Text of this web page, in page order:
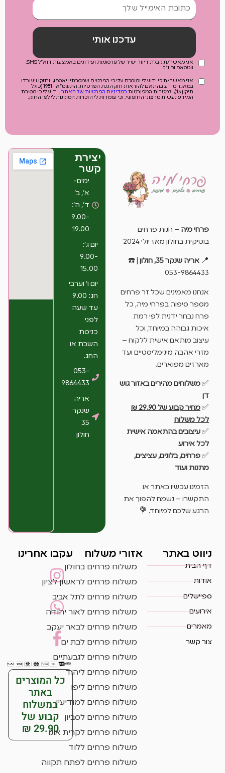
עדכנו אותי
אני מאשר/ת קבלת דיוור ישיר של פרסומות ועידונים באמצעות דוא"ל SMS,
ווטסאפ וכיו"ב
אני מאשר/ת כי ידוע לי ומוסכם עלי כי הפרטים שמסרתי ייאספו, יוחזקו ויעובדו
במאגר מידע בהתאם להוראות חוק הגנת הפרטיות, התשמ"א–1981 (כולל
תיקון 13), ולמטרות המפורטות
במדיניות הפרטיות של האתר . ידוע לי כי מסירת
המידע נעשית מרצוני החופשי, וכי עומדות לי הזכויות המוקנות לי לפי החוק.
יצירת
קשר
ימים-
א’, ב’
ד’, ה’:
9.00-
19.00
יום ג’:
9.00-
15.00
יום ו’ וערבי
חג: 9.00
עד שעה
לפני
כניסת
השבת או
החג.
053-
9864433
אריה
שנקר
35
חולון
פרחי מיה – חנות פרחים
בוטיקית בחולון מאז יולי 2024
📍 אריה שנקר 35, חולון
| ☎️
053-9864433
אנחנו מאמינים שכל זר פרחים
מספר סיפור. בפרחי מיה, כל
פרח נבחר ידנית לפי רמת
איכות גבוהה במיוחד, וכל
עיצוב מותאם אישית ללקוח –
מזרי אהבה מינימליסטיים ועד
מארזים מפוארים.
✅משלוחים מהירים באזור גוש
דן
✅
מחיר קבוע של 29.90 ₪
לכל משלוח
✅עיצובים בהתאמה אישית
לכל אירוע
✅פרחים, בלונים, עציצים,
מתנות ועוד
הזמינו עכשיו באתר או
התקשרו – נשמח להפוך את
הרגע שלכם למיוחד. 💐
ניווט באתר
דף הבית
אודות
ספיישלים
אירועים
מאמרים
צור קשר
אזורי משלוח
משלוח פרחים בחולון
משלוח פרחים לראשון לציון
משלוח פרחים לתל אביב
משלוח פרחים לאור יהודה
משלוח פרחים לבאר יעקב
משלוח פרחים לבת ים
משלוח פרחים לגבעתיים
משלוח פרחים ליהוד
משלוח פרחים ליפו
משלוח פרחים למודיעין
משלוח פרחים לסביון
משלוח פרחים לקרית אונו
משלוח פרחים ללוד
משלוח פרחים לפתח תקווה
עקבו אחרינו
כל המוצרים
באתר
במשלוח
קבוע של
29.90 ₪